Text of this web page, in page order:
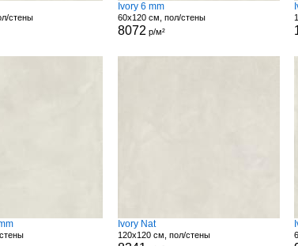
стены
Ivory 6 mm
60x120 см, пол/стены
8072 р/м²
Ivory Nat
120x120 см, пол/стены